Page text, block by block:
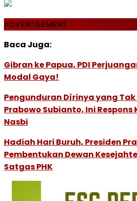
ADVERTISEMENT
Baca Juga:
Gibran ke Papua, PDI
Modal Gaya!
Pengunduran Dìrinya yang Tak
Prabowo Subianto, Ini Respons
Nasbi
Hadiah Hari Buruh, Presiden
Pembentukan Dewan
Satgas PHK